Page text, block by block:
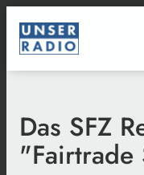
Das SFZ
"Fairtrade